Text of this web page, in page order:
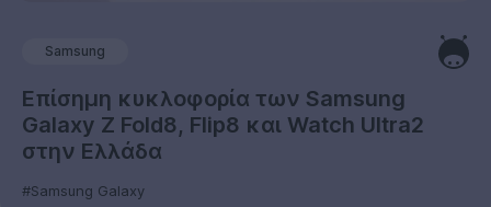
Samsung
Επίσημη κυκλοφορία των Samsung
Galaxy Z Fold8, Flip8 και Watch Ultra2
στην Ελλάδα
#Samsung Galaxy